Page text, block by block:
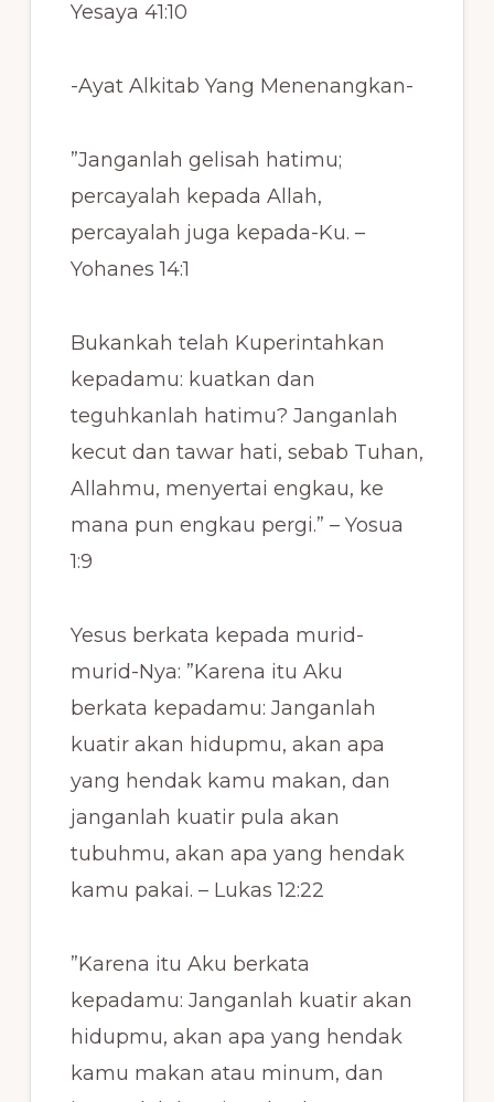
Yesaya 41:10
-Ayat Alkitab Yang Menenangkan-
”Janganlah gelisah hatimu;
percayalah kepada Allah,
percayalah juga kepada-Ku. –
Yohanes 14:1
Bukankah telah Kuperintahkan
kepadamu: kuatkan dan
teguhkanlah hatimu? Janganlah
kecut dan tawar hati, sebab Tuhan,
Allahmu, menyertai engkau, ke
mana pun engkau pergi.” – Yosua
1:9
Yesus berkata kepada murid-
murid-Nya: ”Karena itu Aku
berkata kepadamu: Janganlah
kuatir akan hidupmu, akan apa
yang hendak kamu makan, dan
janganlah kuatir pula akan
tubuhmu, akan apa yang hendak
kamu pakai. – Lukas 12:22
”Karena itu Aku berkata
kepadamu: Janganlah kuatir akan
hidupmu, akan apa yang hendak
kamu makan atau minum, dan